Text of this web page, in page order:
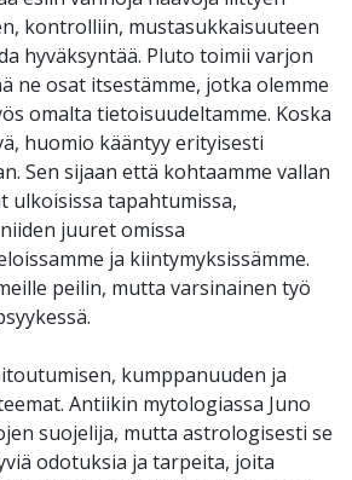
kontrolliin, mustasukkaisuuteen
hyväksyntää. Pluto toimii varjon
ne osat itsestämme, jotka olemme
omalta tietoisuudeltamme. Koska
huomio kääntyy erityisesti
Sen sijaan että kohtaamme vallan
ulkoisissa tapahtumissa,
juuret omissa
ja kiintymyksissämme.
peilin, mutta varsinainen työ
kumppanuuden ja
Antiikin mytologiassa Juno
suojelija, mutta astrologisesti se
odotuksia ja tarpeita, joita